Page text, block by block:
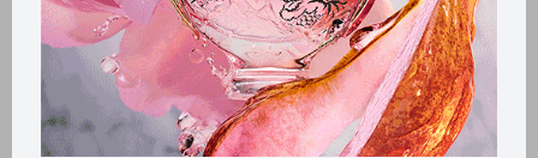
Productos que te pueden interesar